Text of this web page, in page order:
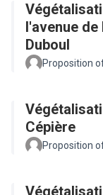
l'avenue
Duboul
Proposition
Cépière
Proposition